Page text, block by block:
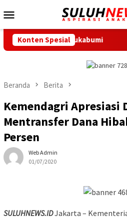
ke
Mobile
Konten Spesial
Sukabumi SDN
Beranda Berita
Kemendagri Apresiasi
Mentransfer Dana
Persen
Web Admin
01/07/2020
SULUHNEWS.IDJakarta –